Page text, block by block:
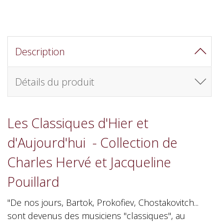
Description
Détails du produit
Les Classiques d'Hier et
d'Aujourd'hui - Collection de
Charles Hervé et Jacqueline
Pouillard
"De nos jours, Bartok, Prokofiev, Chostakovitch...
sont devenus des musiciens "classiques", au